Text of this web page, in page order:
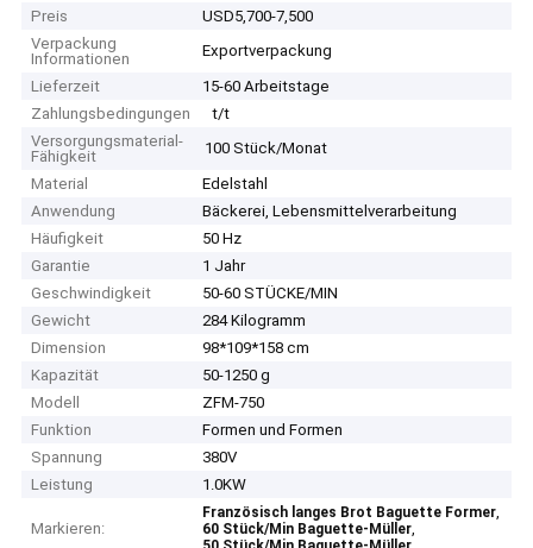
Preis
USD5,700-7,500
Verpackung
Informationen
Exportverpackung
Lieferzeit
15-60 Arbeitstage
Zahlungsbedingungen
t/t
Versorgungsmaterial-
Fähigkeit
100 Stück/Monat
Material
Edelstahl
Anwendung
Bäckerei, Lebensmittelverarbeitung
Häufigkeit
50 Hz
Garantie
1 Jahr
Geschwindigkeit
50-60 STÜCKE/MIN
Gewicht
284 Kilogramm
Dimension
98*109*158 cm
Kapazität
50-1250 g
Modell
ZFM-750
Funktion
Formen und Formen
Spannung
380V
Leistung
1.0KW
Markieren:
Französisch langes Brot Baguette Former,
60 Stück/Min Baguette-Müller,